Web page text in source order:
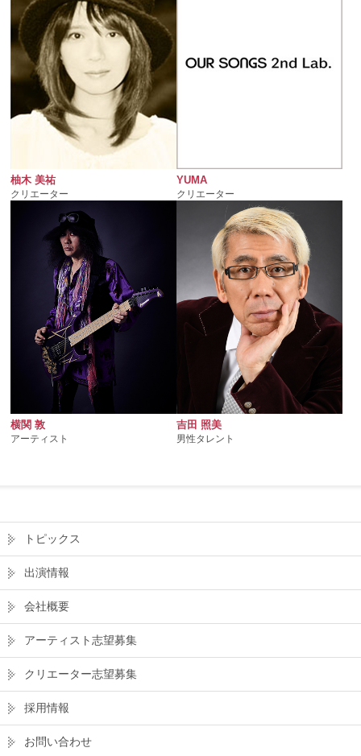
柚木 美祐
クリエーター
YUMA
クリエーター
横関 敦
アーティスト
吉田 照美
男性タレント
トピックス
出演情報
会社概要
アーティスト志望募集
クリエーター志望募集
採用情報
お問い合わせ